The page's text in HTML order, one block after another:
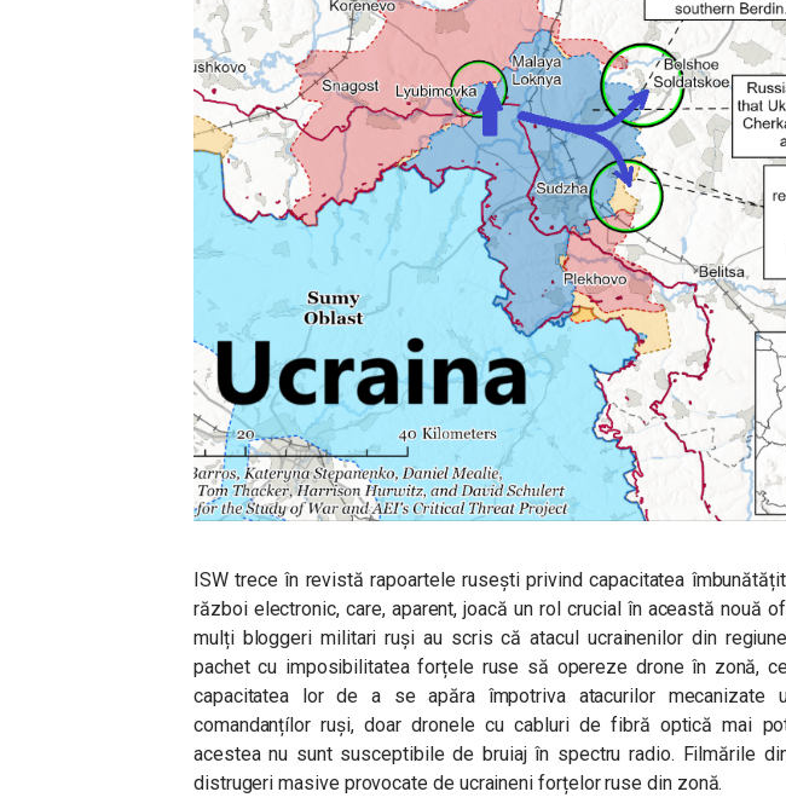
ISW trece în revistă rapoartele rusești privind capacitatea
război electronic, care, aparent, joacă un rol crucial în această nouă
mulți bloggeri militari ruși au scris că atacul ucrainenilor din
pachet cu imposibilitatea forțele ruse să opereze drone în zonă,
capacitatea lor de a se apăra împotriva atacurilor mecanizate
comandanțílor ruși, doar dronele cu cabluri de fibră optică mai
acestea nu sunt susceptibile de bruiaj în spectru radio. Filmările
distrugeri masive provocate de ucraineni forțelor ruse din zonă.